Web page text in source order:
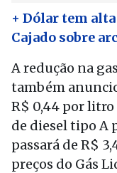
+ Dólar tem
Cajado sobre
A redução na
também
R$ 0,44 por litro
de diesel tipo A
passará de R$
preços do Gás